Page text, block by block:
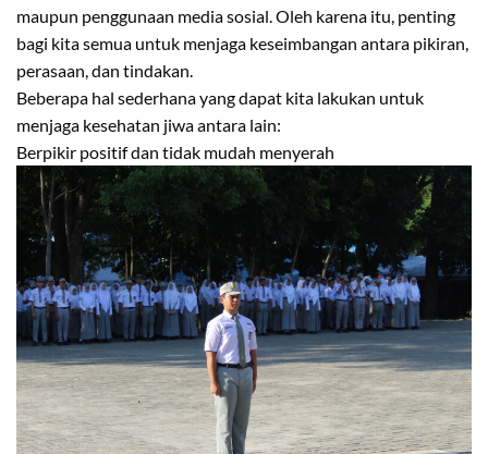
maupun penggunaan media sosial. Oleh karena itu, penting
bagi kita semua untuk menjaga keseimbangan antara pikiran,
perasaan, dan tindakan.
Beberapa hal sederhana yang dapat kita lakukan untuk
menjaga kesehatan jiwa antara lain:
Berpikir positif dan tidak mudah menyerah